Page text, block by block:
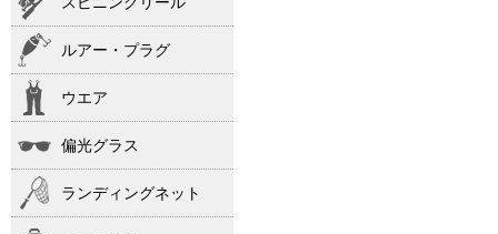
ルアー・プラグ
ウエア
偏光グラス
ランディングネット